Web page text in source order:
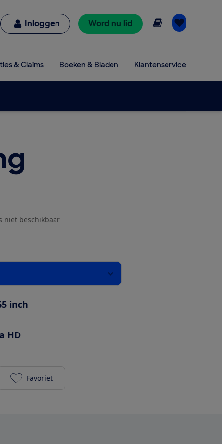
Inloggen Word nu lid Online lezen
& Claims Boeken & Bladen Klantenservice
niet beschikbaar
inch
HD
Samsung QE65Q60C toevoegen aan je favorieten
Favoriet